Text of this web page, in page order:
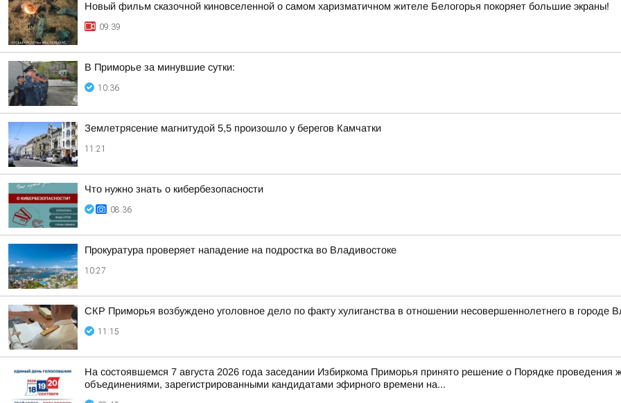
Новый фильм сказочной киновселенной о самом харизматичном жителе Белогорья покоряет большие экраны!
09:39
В Приморье за минувшие сутки:
10:36
Землетрясение магнитудой 5,5 произошло у берегов Камчатки
11:21
Что нужно знать о кибербезопасности
08:36
Прокуратура проверяет нападение на подростка во Владивостоке
10:27
СКР Приморья возбуждено уголовное дело по факту хулиганства в отношении несовершеннолетнего в городе
11:15
На состоявшемся 7 августа 2026 года заседании Избиркома Приморья принято решение о Порядке
объединениями, зарегистрированными кандидатами эфирного времени на...